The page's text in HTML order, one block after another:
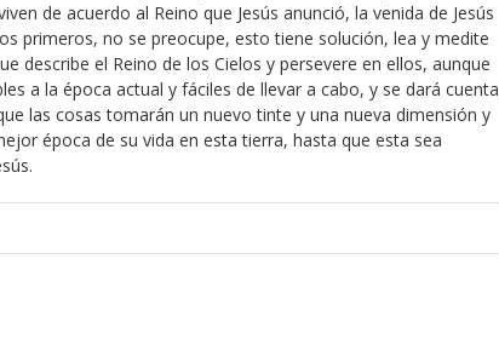
de acuerdo al Reino que Jesús anunció, la venida de Jesús
primeros, no se preocupe, esto tiene solución, lea y medite
describe el Reino de los Cielos y persevere en ellos, aunque
a la época actual y fáciles de llevar a cabo, y se dará cuenta
las cosas tomarán un nuevo tinte y una nueva dimensión y
época de su vida en esta tierra, hasta que esta sea